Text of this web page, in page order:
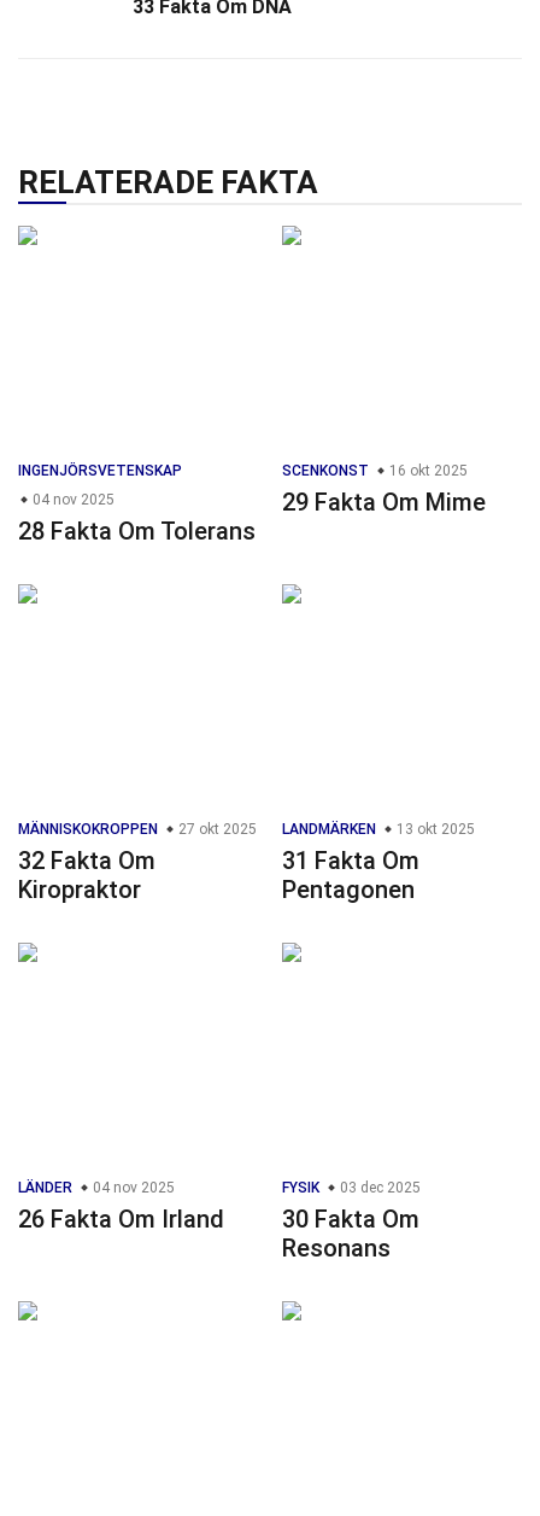
33 Fakta Om DNA
RELATERADE FAKTA
INGENJÖRSVETENSKAP
04 nov 2025
28 Fakta Om Tolerans
SCENKONST 16 okt 2025
29 Fakta Om Mime
MÄNNISKOKROPPEN 27 okt 2025
32 Fakta Om
Kiropraktor
LANDMÄRKEN 13 okt 2025
31 Fakta Om
Pentagonen
LÄNDER 04 nov 2025
26 Fakta Om Irland
FYSIK 03 dec 2025
30 Fakta Om
Resonans